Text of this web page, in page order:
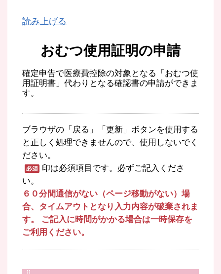
読み上げる
おむつ使用証明の申請
確定申告で医療費控除の対象となる「おむつ使
用証明書」代わりとなる確認書の申請ができま
す。
ブラウザの「戻る」「更新」ボタンを使用する
と正しく処理できませんので、使用しないでく
ださい。
印は必須項目です。必ずご記入くださ
い。
６０分間通信がない（ページ移動がない）場
合、タイムアウトとなり入力内容が破棄されま
す。 ご記入に時間がかかる場合は一時保存を
ご利用ください。